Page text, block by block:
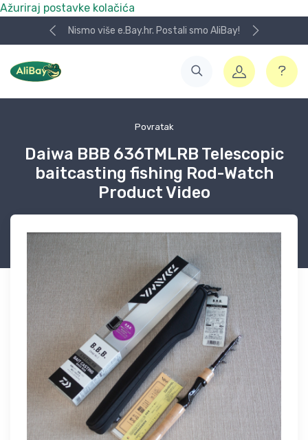
Ažuriraj postavke kolačića
Nismo više e.Bay.hr. Postali smo AliBay!
Povratak
Daiwa BBB 636TMLRB Telescopic
baitcasting fishing Rod-Watch
Product Video